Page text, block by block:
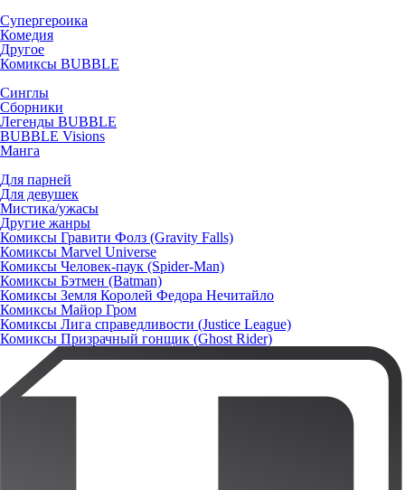
Супергероика
Комедия
Другое
Комиксы BUBBLE
Синглы
Сборники
Легенды BUBBLE
BUBBLE Visions
Манга
Для парней
Для девушек
Мистика/ужасы
Другие жанры
Комиксы Гравити Фолз (Gravity Falls)
Комиксы Marvel Universe
Комиксы Человек-паук (Spider-Man)
Комиксы Бэтмен (Batman)
Комиксы Земля Королей Федора Нечитайло
Комиксы Майор Гром
Комиксы Лига справедливости (Justice League)
Комиксы Призрачный гонщик (Ghost Rider)